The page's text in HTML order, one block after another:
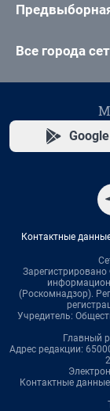
Все города
Контактные
(Роскомнадзор).
Учредитель:
Главный
Адрес редакции:
Контактные